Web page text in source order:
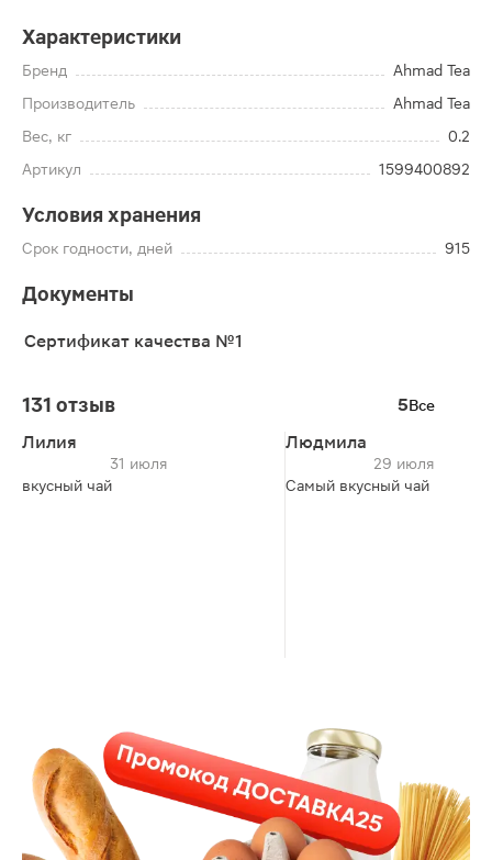
Характеристики
Бренд
Ahmad Tea
Производитель
Ahmad Tea
Вес, кг
0.2
Артикул
1599400892
Условия хранения
Срок годности, дней 915
Документы
Сертификат качества №1
131 отзыв 5Все
Лилия
31 июля
вкусный чай
Людмила
29 июля
Самый вкусный чай